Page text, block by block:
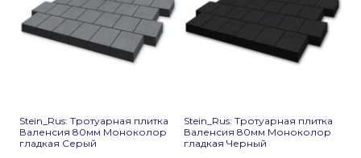
Stein_Rus: Тротуарная плитка
Валенсия 80мм Моноколор
гладкая Серый
Stein_Rus: Тротуарная плитка
Валенсия 80мм Моноколор
гладкая Черный